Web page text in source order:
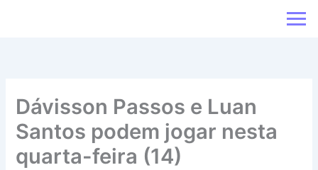
Dávisson Passos e Luan
Santos podem jogar nesta
quarta-feira (14)